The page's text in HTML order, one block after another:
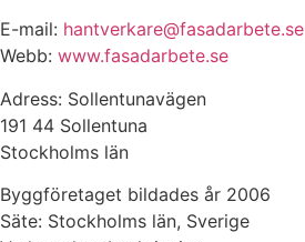
E-mail: hantverkare@fasadarbete.se
Webb: www.fasadarbete.se
Adress: Sollentunavägen
191 44 Sollentuna
Stockholms län
Byggföretaget bildades år 2006
Säte: Stockholms län, Sverige